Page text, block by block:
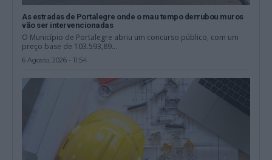
As estradas de Portalegre onde o mau tempo derrubou muros
vão ser intervencionadas
O Município de Portalegre abriu um concurso público, com um
preço base de 103.593,89...
6 Agosto, 2026 - 11:54